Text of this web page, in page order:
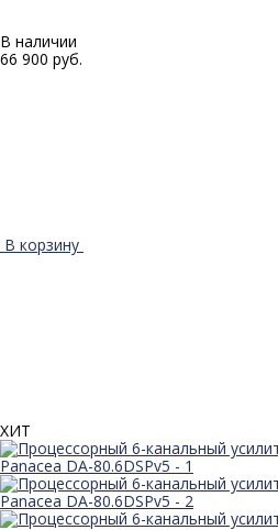
В наличии
66 900 руб.
В корзину
ХИТ